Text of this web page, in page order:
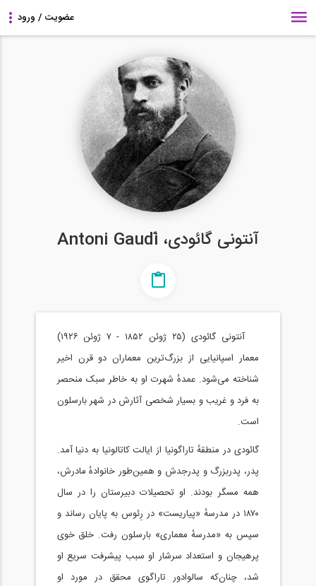
آنتونی گائودی، Antoni Gaudí
آنتونی گائودی (۲۵ ژوئن ۱۸۵۲ - ۷ ژوئن ۱۹۲۶)
معمار اسپانیایی از بزرگ‌ترین معماران دو قرن اخیر
شناخته می‌شود. عمدهٔ شهرت او به خاطر سبک منحصر
به فرد و غریب و بسیار شخصی آثارش در شهر بارسلون
است.
گائودی در منطقهٔ تاراگونیا از ایالت کاتالونیا به دنیا آمد.
پدر، پدربزرگ و پدرجدش و همین‌طور خانوادهٔ مادرش،
همه مسگر بودند. او تحصیلات دبیرستان را در سال
۱۸۷۰ در مدرسهٔ «پیاریست» در رِئوس به پایان رساند و
سپس به «مدرسهٔ معماری» بارسلون رفت. خلق خوی
پرهیجان و استعداد سرشار او سبب پیشرفت سریع او
شد، چنان‌که سالوادور تاراگوی محقق در مورد او